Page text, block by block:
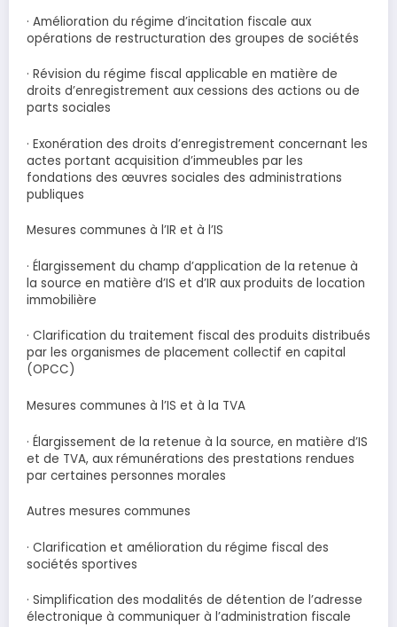
· Amélioration du régime d’incitation fiscale aux
opérations de restructuration des groupes de sociétés
· Révision du régime fiscal applicable en matière de
droits d’enregistrement aux cessions des actions ou de
parts sociales
· Exonération des droits d’enregistrement concernant les
actes portant acquisition d’immeubles par les
fondations des œuvres sociales des administrations
publiques
Mesures communes à l’IR et à l’IS
· Élargissement du champ d’application de la retenue à
la source en matière d’IS et d’IR aux produits de location
immobilière
· Clarification du traitement fiscal des produits distribués
par les organismes de placement collectif en capital
(OPCC)
Mesures communes à l’IS et à la TVA
· Élargissement de la retenue à la source, en matière d’IS
et de TVA, aux rémunérations des prestations rendues
par certaines personnes morales
Autres mesures communes
· Clarification et amélioration du régime fiscal des
sociétés sportives
· Simplification des modalités de détention de l’adresse
électronique à communiquer à l’administration fiscale